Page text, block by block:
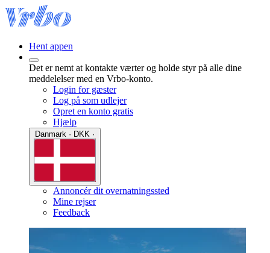
Hent appen
Det er nemt at kontakte værter og holde styr på alle dine
meddelelser med en Vrbo-konto.
Login for gæster
Log på som udlejer
Opret en konto gratis
Hjælp
Annoncér dit overnatningssted
Mine rejser
Feedback